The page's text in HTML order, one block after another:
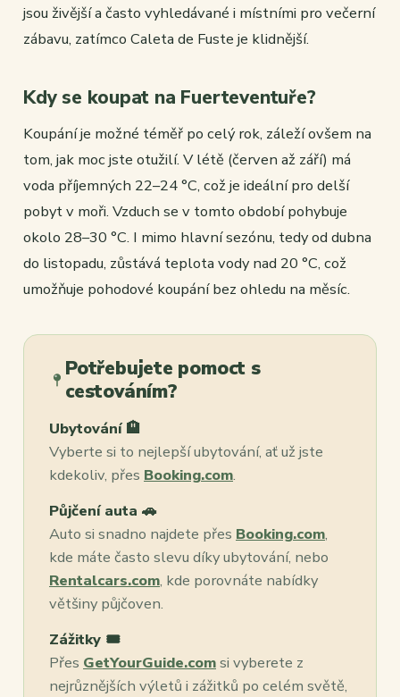
jsou živější a často vyhledávané i místními pro večerní
zábavu, zatímco Caleta de Fuste je klidnější.
Kdy se koupat na Fuerteventuře?
Koupání je možné téměř po celý rok, záleží ovšem na
tom, jak moc jste otužilí. V létě (červen až září) má
voda příjemných 22–24 °C, což je ideální pro delší
pobyt v moři. Vzduch se v tomto období pohybuje
okolo 28–30 °C. I mimo hlavní sezónu, tedy od dubna
do listopadu, zůstává teplota vody nad 20 °C, což
umožňuje pohodové koupání bez ohledu na měsíc.
Potřebujete pomoct s
cestováním?
Ubytování 🏨
Vyberte si to nejlepší ubytování, ať už jste
kdekoliv, přes Booking.com.
Půjčení auta 🚗
Auto si snadno najdete přes Booking.com,
kde máte často slevu díky ubytování, nebo
Rentalcars.com, kde porovnáte nabídky
většiny půjčoven.
Zážitky 🎟️
Přes GetYourGuide.comsi vyberete z
nejrůznějších výletů i zážitků po celém světě,